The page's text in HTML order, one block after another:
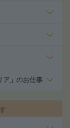
ア」のお仕事